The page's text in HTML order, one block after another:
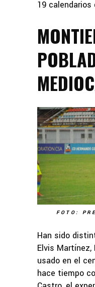
19 calendarios
FOTO:
Han sido
Elvis Martínez,
usado en el
hace tiempo